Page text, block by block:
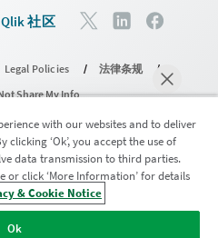
马上聊天
Qlik 社区
Legal Policies
法律条规
Share My Info
AB。保留所有权利。
with our websites and to deliver
‘Ok’, you accept the use of
data transmission to third parties.
or click ‘More Information’ for details
& Cookie Notice
Ok